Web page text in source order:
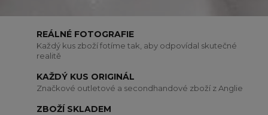
REÁLNÉ FOTOGRAFIE
Každý kus zboží fotíme tak, aby odpovídal skutečné
realitě
KAŽDÝ KUS ORIGINÁL
Značkové outletové a secondhandové zboží z Anglie
ZBOŽÍ SKLADEM